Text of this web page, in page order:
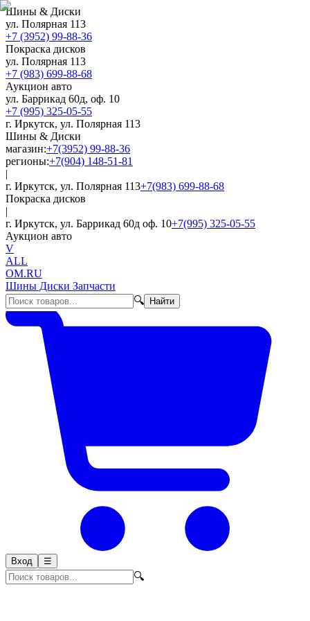
Шины & Диски
ул. Полярная 113
+7 (3952) 99-88-36
Покраска дисков
ул. Полярная 113
+7 (983) 699-88-68
Аукцион авто
ул. Баррикад 60д, оф. 10
+7 (995) 325-05-55
г. Иркутск, ул. Полярная 113
Шины & Диски
магазин:+7(3952) 99-88-36
регионы:+7(904) 148-51-81
|
г. Иркутск, ул. Полярная 113+7(983) 699-88-68
Покраска дисков
|
г. Иркутск, ул. Баррикад 60д оф. 10+7(995) 325-05-55
Аукцион авто
V
ALL
OM.RU
Шины Диски Запчасти
🔍
Найти
Вход ☰
🔍